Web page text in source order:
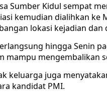
Sumber Kidul sempat
kemudian dialihkan ke
lokasi kejadian
hingga Senin
mampu mengembalikan
keluarga juga
kandidat PMI.